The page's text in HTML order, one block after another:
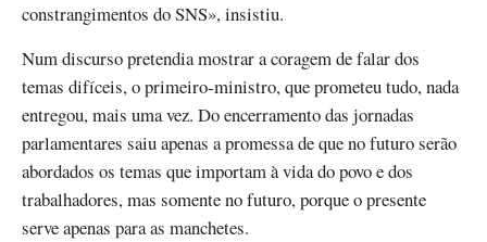
constrangimentos do SNS», insistiu.
Num discurso pretendia mostrar a coragem de falar dos
temas difíceis, o primeiro-ministro, que prometeu tudo, nada
entregou, mais uma vez. Do encerramento das jornadas
parlamentares saiu apenas a promessa de que no futuro serão
abordados os temas que importam à vida do povo e dos
trabalhadores, mas somente no futuro, porque o presente
serve apenas para as manchetes.